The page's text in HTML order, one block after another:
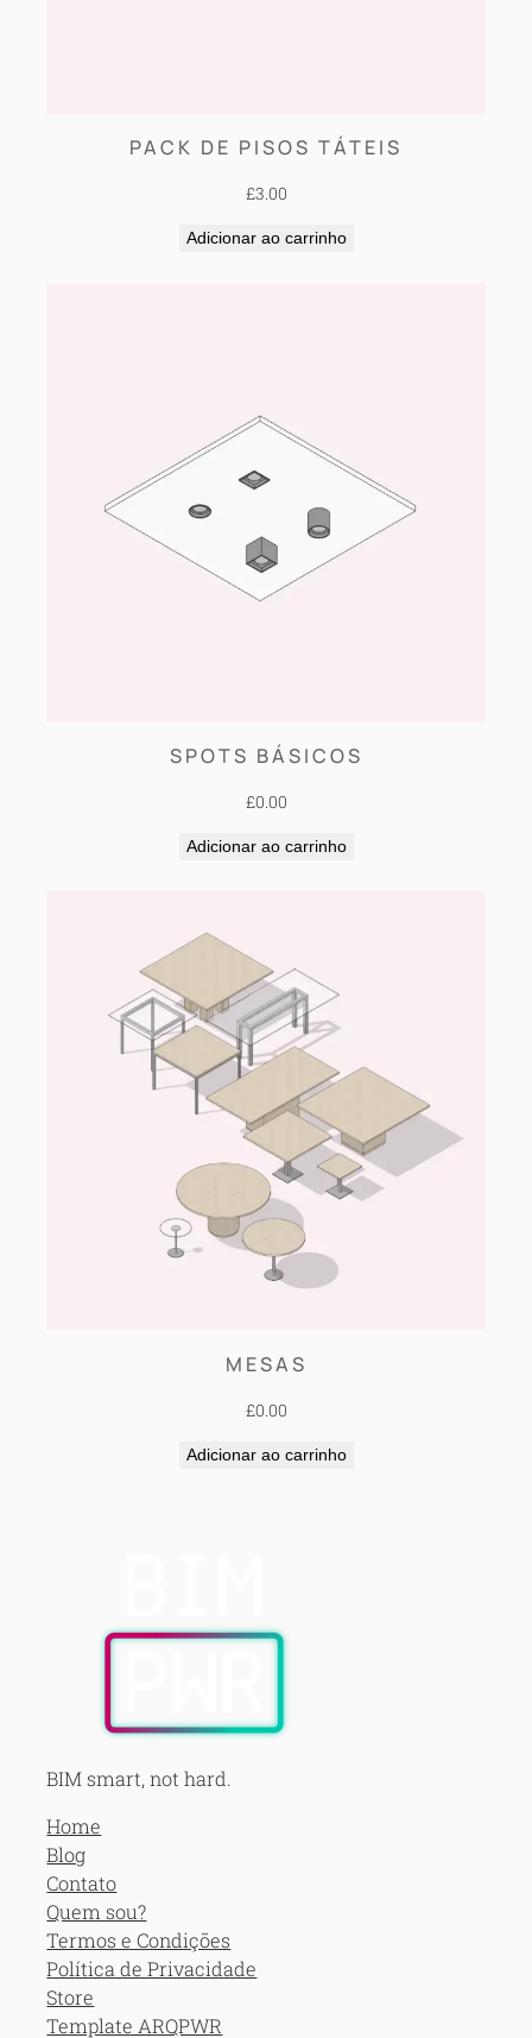
PACK DE PISOS TÁTEIS
£3.00
Adicionar ao carrinho
SPOTS BÁSICOS
£0.00
Adicionar ao carrinho
MESAS
£0.00
Adicionar ao carrinho
BIM smart, not hard.
Home
Blog
Contato
Quem sou?
Termos e Condições
Política de Privacidade
Store
Template ARQPWR